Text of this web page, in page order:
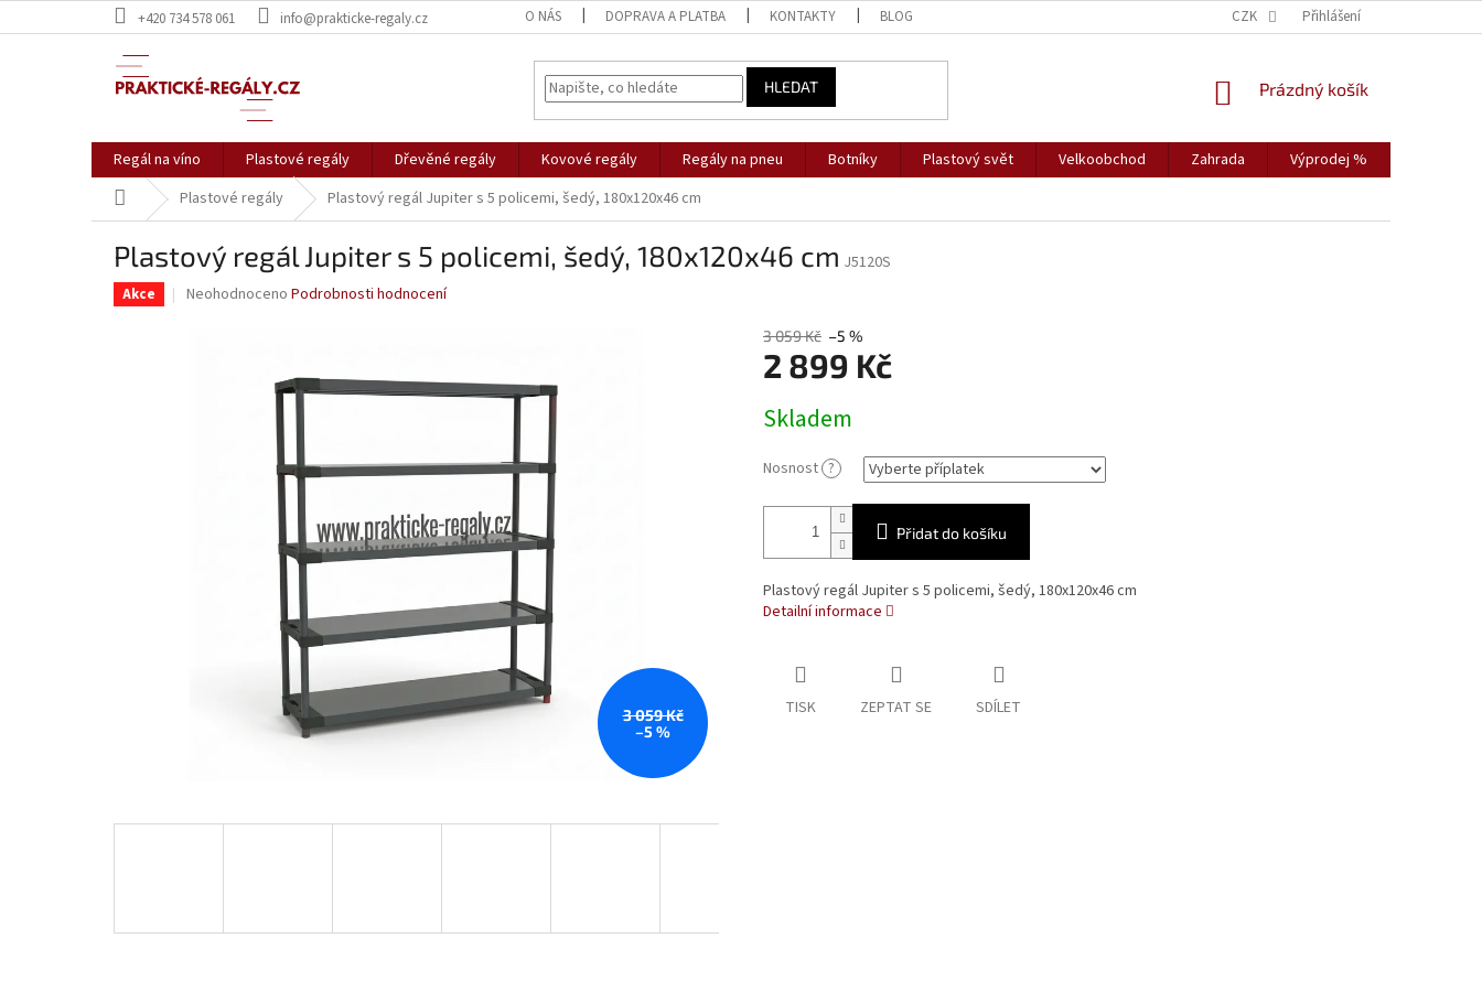
na
+420 734 578 061 info@prakticke-regaly.cz O NÁS DOPRAVA A PLATBA KONTAKTY BLOG CZK Přihlášení
HLEDAT
NÁKUPNÍ
Prázdný košík
Regál na víno Plastové regály Dřevěné regály Kovové regály Regály na pneu Botníky Plastový svět Velkoobchod Zahrada Výprodej %
Domů Plastové regály Plastový regál Jupiter s 5 policemi, šedý, 180x120x46 cm
Plastový regál Jupiter s 5 policemi, šedý, 180x120x46 cm J5120S
Akce
Průměrné
Neohodnoceno Podrobnosti hodnocení
3 059 Kč
–5 %
3 059 Kč –5 %
2 899 Kč
cena:
Skladem
Nosnost ?
Přidat do košíku
Plastový regál Jupiter s 5 policemi, šedý, 180x120x46 cm
Detailní informace
TISK ZEPTAT SE SDÍLET